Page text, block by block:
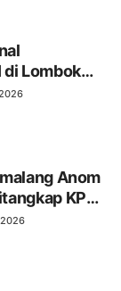
di Lombok
Menjunjung
Anom
KPK